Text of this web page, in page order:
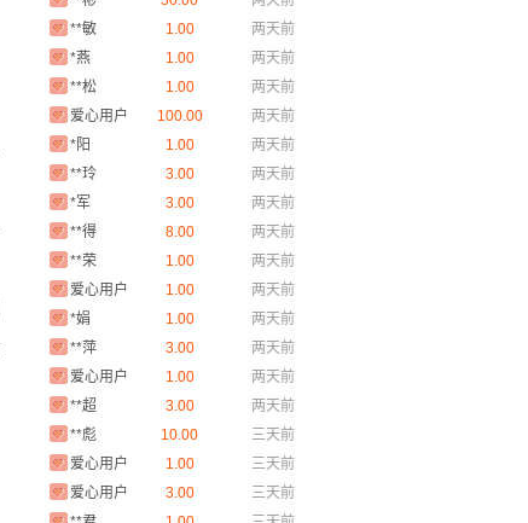
**敏
1.00
两天前
*燕
1.00
两天前
**松
1.00
两天前
爱心用户
100.00
两天前
*阳
1.00
两天前
**玲
3.00
两天前
*军
3.00
两天前
**得
8.00
两天前
**荣
1.00
两天前
爱心用户
1.00
两天前
*娟
1.00
两天前
**萍
3.00
两天前
爱心用户
1.00
两天前
**超
3.00
两天前
**彪
10.00
三天前
爱心用户
1.00
三天前
爱心用户
3.00
三天前
**君
1.00
三天前